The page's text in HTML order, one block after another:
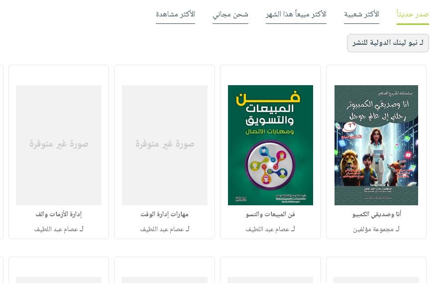
صدر حديثاً الأكثر شعبية الأكثر مبيعاً هذا الشهر شحن مجاني الأكثر مشاهدة
لـ نيو لينك الدولية للنشر
أنا وصديقي الكمبيو
لـ مجموعة مؤلفين
فن المبيعات والتسو
لـعصام عبد اللطيف
مهارات إدارة الوقت
لـعصام عبد اللطيف
إدارة الأزمات والف
لـعصام عبد اللطيف